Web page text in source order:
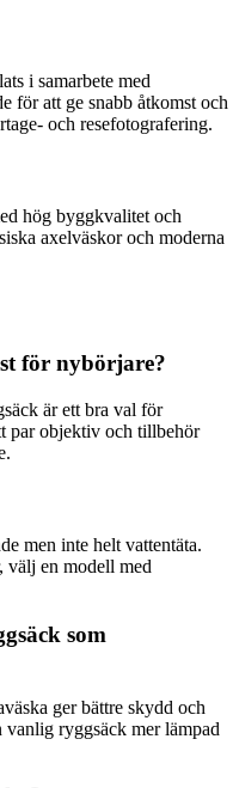
i samarbete med
för att ge snabb åtkomst och
och resefotografering.
hög byggkvalitet och
axelväskor och moderna
för nybörjare?
är ett bra val för
par objektiv och tillbehör
men inte helt vattentäta.
välj en modell med
som
ger bättre skydd och
ryggsäck mer lämpad